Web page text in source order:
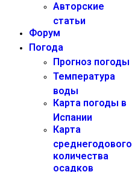
Авторские
статьи
Форум
Погода
Прогноз погоды
Температура
воды
Карта погоды в
Испании
Карта
среднегодового
количества
осадков